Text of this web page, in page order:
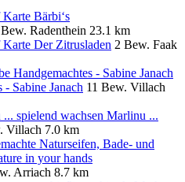
Bärbi‘s
Radenthein 23.1 km
Der Zitrusladen 2 Bew. Faak
Sabine Janach 11 Bew. Villach
Marlinu ...
Villach 7.0 km
Arriach 8.7 km